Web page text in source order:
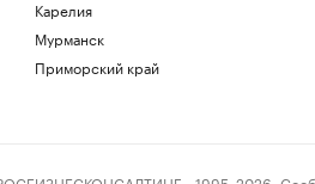
Карелия
Мурманск
Приморский край